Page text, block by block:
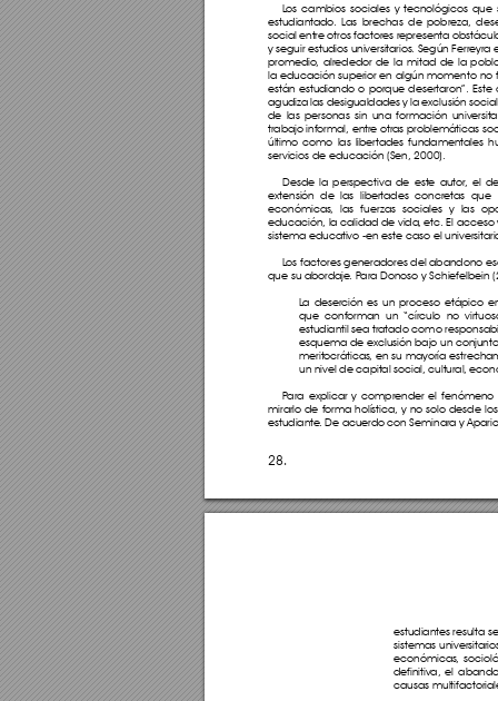
28.
Los cambios sociales y tecnológicos
estudiantado. Las brechas de pobreza,
social entre otros factores representa
y seguir estudios universitarios. Según Ferreyra
promedio, alrededor de la mitad de la
la educación superior en algún momento no
están estudiando o porque desertaron”.
agudiza las desigualdades y la exclusión
de las personas sin una formación
trabajo informal, entre otras problemáticas
último como las libertades fundamentales
servicios de educación (Sen, 2000).
Desde la perspectiva de este autor, el
extensión de las libertades concretas que
económicas, las fuerzas sociales y las
educación, la calidad de vida, etc. El
sistema educativo -en este caso el
Los factores generadores del abandono
que su abordaje. Para Donoso y Schiefelbein
La deserción es un proceso etápico
que conforman un “círculo no
estudiantil sea tratado como
esquema de exclusión bajo un
meritocráticas, en su mayoría
un nivel de capital social, cultural,
Para explicar y comprender el
mirarlo de forma holística, y no solo desde
estudiante. De acuerdo con Seminara y
estudiantes resulta
sistemas
económicas,
definitiva, el
causas